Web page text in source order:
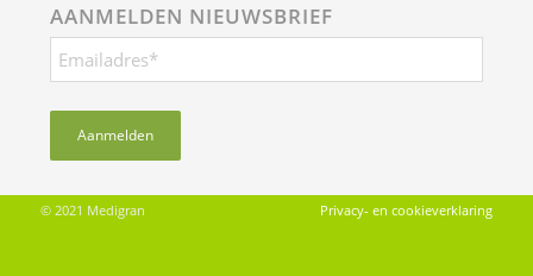
AANMELDEN NIEUWSBRIEF
© 2021 Medigran Privacy- en cookieverklaring